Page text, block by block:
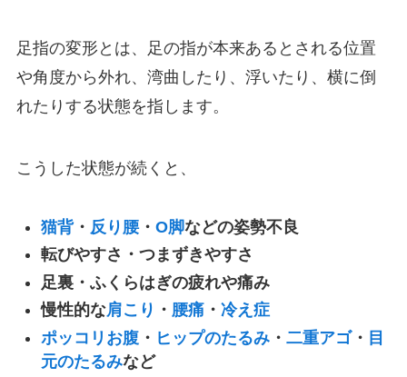
足指の変形とは、足の指が本来あるとされる位置
や角度から外れ、湾曲したり、浮いたり、横に倒
れたりする状態を指します。
こうした状態が続くと、
猫背・ 反り腰・ O脚などの姿勢不良
転びやすさ・つまずきやすさ
足裏・ふくらはぎの疲れや痛み
慢性的な肩こり ・ 腰痛・ 冷え症
ポッコリお腹・ ヒップのたるみ・ 二重アゴ・ 目
元のたるみなど